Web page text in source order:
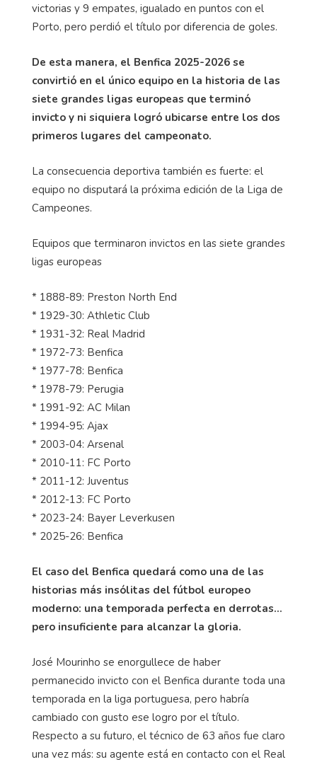
victorias y 9 empates, igualado en puntos con el
Porto, pero perdió el título por diferencia de goles.
De esta manera, el Benfica 2025-2026 se
convirtió en el único equipo en la historia de las
siete grandes ligas europeas que terminó
invicto y ni siquiera logró ubicarse entre los dos
primeros lugares del campeonato.
La consecuencia deportiva también es fuerte: el
equipo no disputará la próxima edición de la Liga de
Campeones.
Equipos que terminaron invictos en las siete grandes
ligas europeas
* 1888-89: Preston North End
* 1929-30: Athletic Club
* 1931-32: Real Madrid
* 1972-73: Benfica
* 1977-78: Benfica
* 1978-79: Perugia
* 1991-92: AC Milan
* 1994-95: Ajax
* 2003-04: Arsenal
* 2010-11: FC Porto
* 2011-12: Juventus
* 2012-13: FC Porto
* 2023-24: Bayer Leverkusen
* 2025-26: Benfica
El caso del Benfica quedará como una de las
historias más insólitas del fútbol europeo
moderno: una temporada perfecta en derrotas…
pero insuficiente para alcanzar la gloria.
José Mourinho se enorgullece de haber
permanecido invicto con el Benfica durante toda una
temporada en la liga portuguesa, pero habría
cambiado con gusto ese logro por el título.
Respecto a su futuro, el técnico de 63 años fue claro
una vez más: su agente está en contacto con el Real